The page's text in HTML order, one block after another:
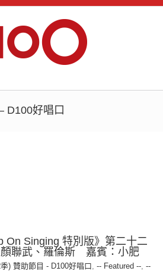
D100好唱口
On Singing 特別版》第二十二
聯武、羅倫斯 嘉賓：小肥
) 贊助節目 - D100好唱口, -- Featured --, --